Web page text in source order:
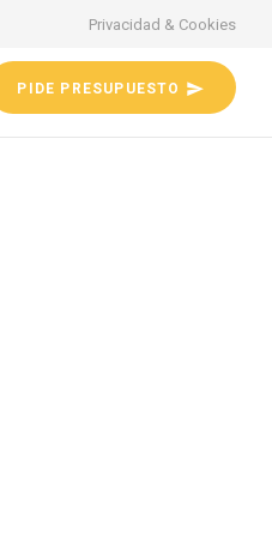
Privacidad & Cookies
PIDE PRESUPUESTO